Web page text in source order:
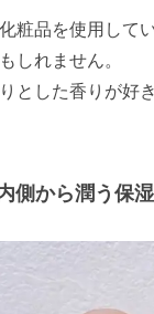
粧品を使用して
しれません。
とした香りが好
側から潤う保